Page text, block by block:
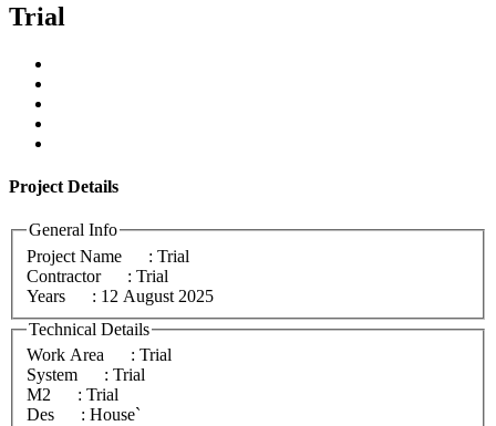
Trial
Project Details
General Info
Project Name
: Trial
Contractor
: Trial
Years
: 12 August 2025
Technical Details
Work Area
: Trial
System
: Trial
M2
: Trial
Des
: House`